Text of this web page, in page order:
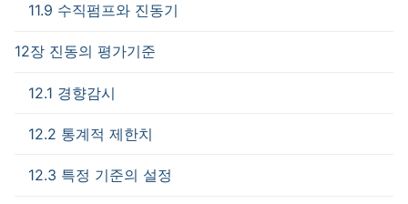
11.9 수직펌프와 진동기
12장 진동의 평가기준
12.1 경향감시
12.2 통계적 제한치
12.3 특정 기준의 설정